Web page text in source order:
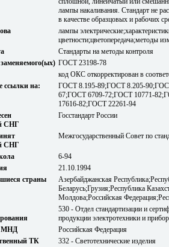
лампы накаливания. Стандарт не
в качестве образцовых и рабочих
лампы
цветности;цветопередача;методы
Стандарты на методы контроля
ГОСТ 23198-78
код ОКС откорректирован в
ссылки на:
ГОСТ 8.195-89;ГОСТ 8.205-
67;ГОСТ 6709-72;ГОСТ 10771-
17616-82;ГОСТ 22261-94
СНГ
Госстандарт России
СНГ
Межгосударственный Совет по
6-94
21.10.1994
страны
Азербайджанская
Беларусь;Грузия;Республика
Молдова;Российская
530 - Отдел стандартизации и
продукции электротехники и
МНД
Российская Федерация
ТК
332 - Светотехнические изделия